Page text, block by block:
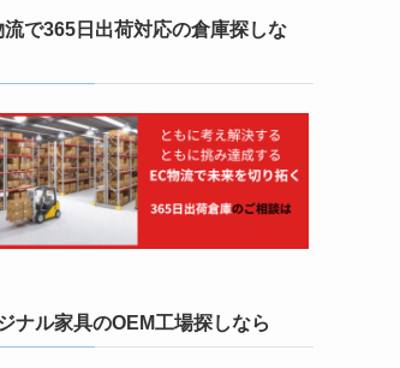
流で365日出荷対応の倉庫探しな
ナル家具のOEM工場探しなら